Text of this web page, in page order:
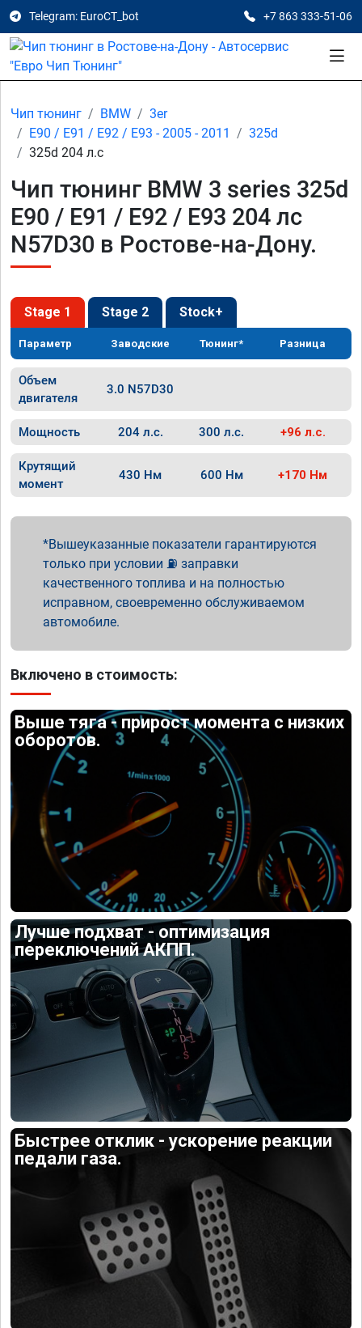
Telegram: EuroCT_bot +7 863 333-51-06
Чип тюнинг BMW
3er
E90 / E91 / E92 / E93 - 2005 - 2011
325d
325d 204 л.с
Чип тюнинг BMW 3 series 325d
E90 / E91 / E92 / E93 204 лс
N57D30 в Ростове-на-Дону.
Stage 1 Stage 2 Stock+
Параметр Заводские Тюнинг* Разница
Объем
двигателя
3.0 N57D30
Мощность 204 л.с. 300 л.с. +96 л.с.
Крутящий
момент
430 Нм 600 Нм +170 Нм
Вышеуказанные показатели гарантируются
только при условии ⛽ заправки
качественного топлива и на полностью
исправном, своевременно обслуживаемом
автомобиле.
Включено в стоимость:
Выше тяга - прирост момента с низких
оборотов.
Лучше подхват - оптимизация
переключений АКПП.
Быстрее отклик - ускорение реакции
педали газа.